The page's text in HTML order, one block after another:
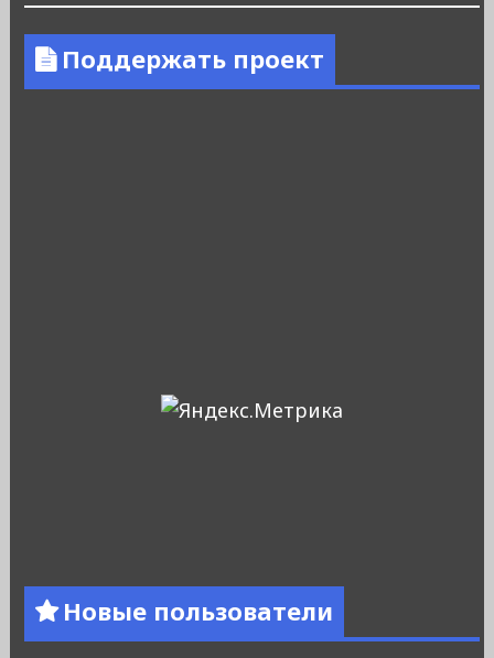
Поддержать проект
Новые пользователи